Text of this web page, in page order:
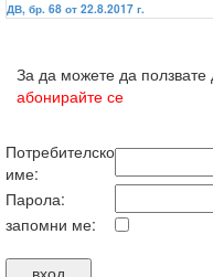
ДВ, бр. 68 от 22.8.2017 г.
За да можете да ползвате
абонирайте се
Потребителско
име:
Парола:
запомни ме: